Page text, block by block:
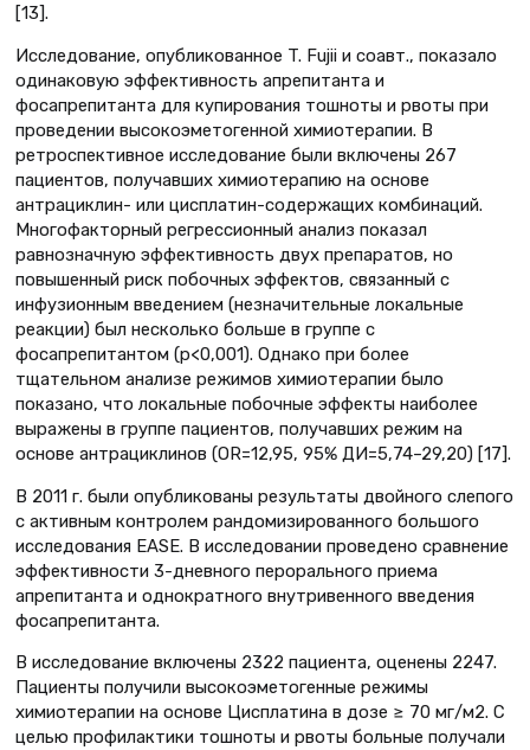
[13].
Исследование, опубликованное T. Fujii и соавт., показало
одинаковую эффективность апрепитанта и
фосапрепитанта для купирования тошноты и рвоты при
проведении высокоэметогенной химиотерапии. В
ретроспективное исследование были включены 267
пациентов, получавших химиотерапию на основе
антрациклин- или цисплатин-содержащих комбинаций.
Многофакторный регрессионный анализ показал
равнозначную эффективность двух препаратов, но
повышенный риск побочных эффектов, связанный с
инфузионным введением (незначительные локальные
реакции) был несколько больше в группе с
фосапрепитантом (p<0,001). Однако при более
тщательном анализе режимов химиотерапии было
показано, что локальные побочные эффекты наиболее
выражены в группе пациентов, получавших режим на
основе антрациклинов (OR=12,95, 95% ДИ=5,74–29,20) [17].
В 2011 г. были опубликованы результаты двойного слепого
с активным контролем рандомизированного большого
исследования EASE. В исследовании проведено сравнение
эффективности 3-дневного перорального приема
апрепитанта и однократного внутривенного введения
фосапрепитанта.
В исследование включены 2322 пациента, оценены 2247.
Пациенты получили высокоэметогенные режимы
химиотерапии на основе Цисплатина в дозе ≥ 70 мг/м2. С
целью профилактики тошноты и рвоты больные получали